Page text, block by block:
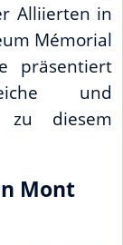
Alliierten in
Mémorial
präsentiert
und
zu diesem
Mont